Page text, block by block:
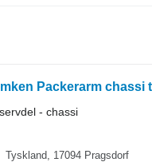
Packerarm chassi
- chassi
Tyskland, 17094 Pragsdorf